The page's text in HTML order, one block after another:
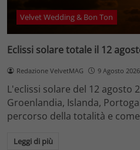
Velvet Wedding & Bon Ton
Eclissi solare totale il 12
Redazione VelvetMAG 9 Agosto 2026
L'eclissi solare del 12 agosto
Groenlandia, Islanda,
percorso della totalità e
Leggi di più